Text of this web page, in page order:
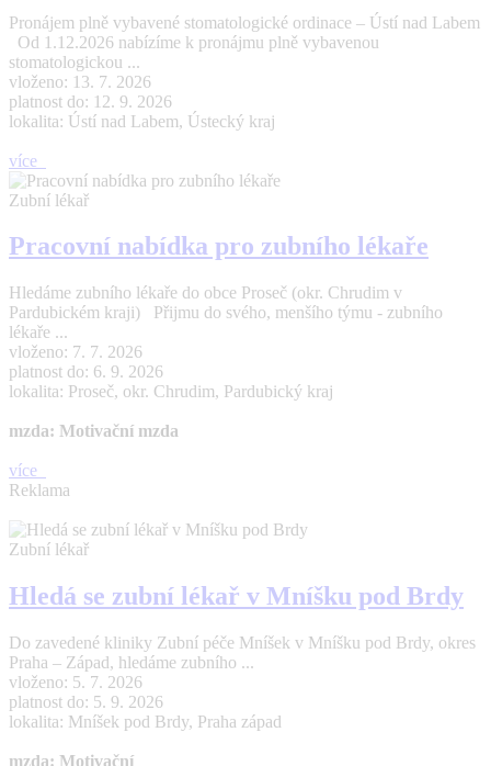
Pronájem plně vybavené stomatologické ordinace – Ústí nad Labem
Od 1.12.2026 nabízíme k pronájmu plně vybavenou
stomatologickou ...
vloženo: 13. 7. 2026
platnost do: 12. 9. 2026
lokalita: Ústí nad Labem, Ústecký kraj
více
Zubní lékař
Pracovní nabídka pro zubního lékaře
Hledáme zubního lékaře do obce Proseč (okr. Chrudim v
Pardubickém kraji) Přijmu do svého, menšího týmu - zubního
lékaře ...
vloženo: 7. 7. 2026
platnost do: 6. 9. 2026
lokalita: Proseč, okr. Chrudim, Pardubický kraj
mzda: Motivační mzda
více
Reklama
Zubní lékař
Hledá se zubní lékař v Mníšku pod Brdy
Do zavedené kliniky Zubní péče Mníšek v Mníšku pod Brdy, okres
Praha – Západ, hledáme zubního ...
vloženo: 5. 7. 2026
platnost do: 5. 9. 2026
lokalita: Mníšek pod Brdy, Praha západ
mzda: Motivační